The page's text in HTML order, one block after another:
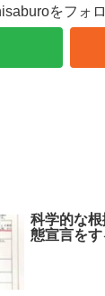
をフォ
科学的な
態宣言を